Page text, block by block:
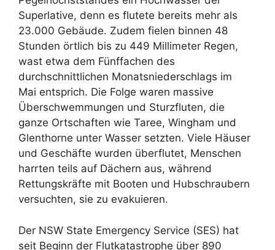
Superlative, denn es flutete bereits mehr als
23.000 Gebäude. Zudem fielen binnen 48
Stunden örtlich bis zu 449 Millimeter Regen,
wast etwa dem Fünffachen des
durchschnittlichen Monatsniederschlags im
Mai entsprich. Die Folge waren massive
Überschwemmungen und Sturzfluten, die
ganze Ortschaften wie Taree, Wingham und
Glenthorne unter Wasser setzten. Viele Häuser
und Geschäfte wurden überflutet, Menschen
harrten teils auf Dächern aus, während
Rettungskräfte mit Booten und Hubschraubern
versuchten, sie zu evakuieren.
Der NSW State Emergency Service (SES) hat
seit Beginn der Flutkatastrophe über 890